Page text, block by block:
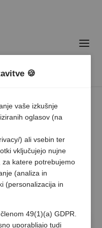
🍪
vaše izkušnje
oglasov (na
) ali vsebin ter
vključujejo nujne
za katere potrebujemo
(analiza in
(personalizacija in
49(1)(a) GDPR.
uporabljajo tudi